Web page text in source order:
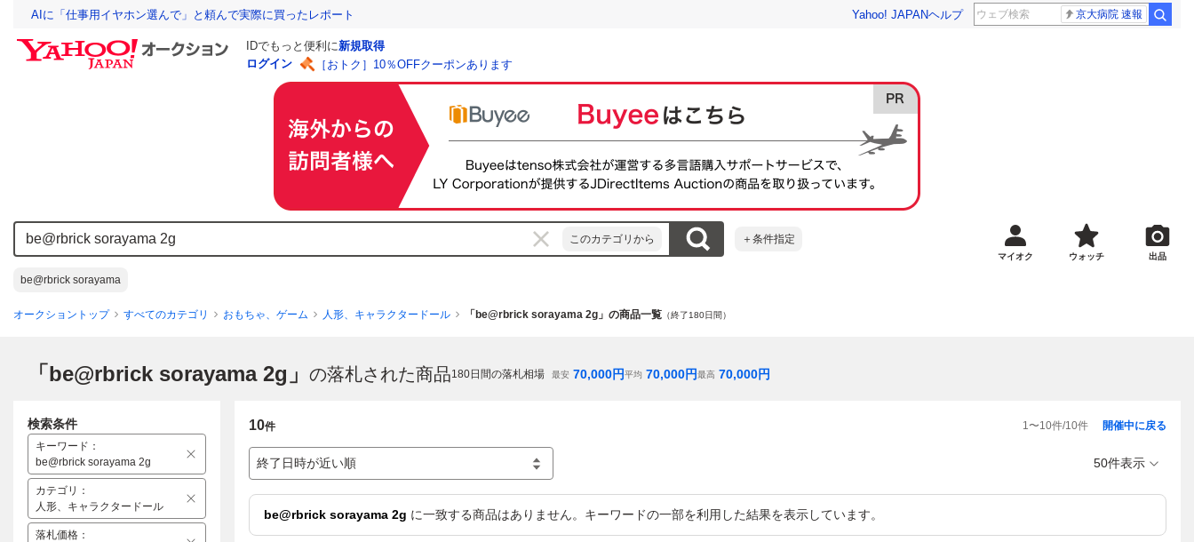
AIに「仕事用イヤホン選んで」と頼んで実際に買ったレポート Yahoo! JAPANヘルプ 京大病院 速報
IDでもっと便利に新規取得
ログイン
［おトク］10％OFFクーポンあります
このカテゴリから ＋条件指定
be@rbrick sorayama
マイオク ウォッチ 出品
オークショントップ すべてのカテゴリ おもちゃ、ゲーム 人形、キャラクタードール 「be@rbrick sorayama 2g」の商品一覧 （終了180日間）
「be@rbrick sorayama 2g」 の落札された商品180日間の落札相場 最安 70,000円平均 70,000円最高 70,000円
10件 1〜10件/10件
終了日時が近い順
開催中に戻る
50件表示
be@rbrick sorayama 2g に一致する商品はありません。キーワードの一部を利用した結果を表示しています。
検索条件
キーワード ：
be@rbrick sorayama 2g
カテゴリ ：
人形、キャラクタードール
落札価格 ：